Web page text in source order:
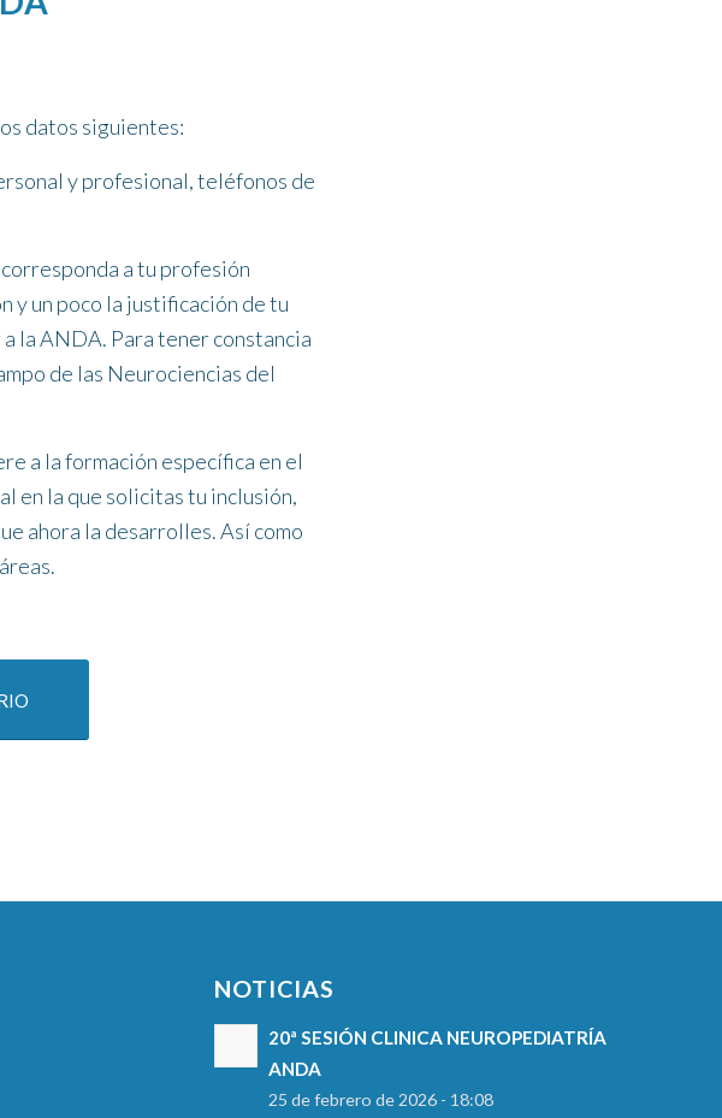
datos siguientes:
y profesional, teléfonos de
a tu profesión
y un poco la justificación de tu
la ANDA. Para tener constancia
de las Neurociencias del
a la formación específica en el
en la que solicitas tu inclusión,
ahora la desarrolles. Así como
NOTICIAS
20ª SESIÓN CLINICA NEUROPEDIATRÍA
ANDA
25 de febrero de 2026 - 18:08